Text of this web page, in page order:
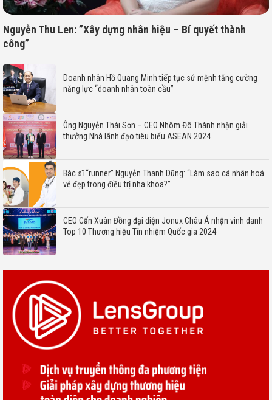
Nguyễn Thu Len: ”Xây dựng nhân hiệu – Bí quyết thành
công”
Doanh nhân Hồ Quang Minh tiếp tục sứ mệnh tăng cường
năng lực “doanh nhân toàn cầu”
Ông Nguyễn Thái Sơn – CEO Nhôm Đô Thành nhận giải
thưởng Nhà lãnh đạo tiêu biểu ASEAN 2024
Bác sĩ “runner” Nguyễn Thanh Dũng: “Làm sao cá nhân hoá
vẻ đẹp trong điều trị nha khoa?”
CEO Cấn Xuân Đồng đại diện Jonux Châu Á nhận vinh danh
Top 10 Thương hiệu Tín nhiệm Quốc gia 2024